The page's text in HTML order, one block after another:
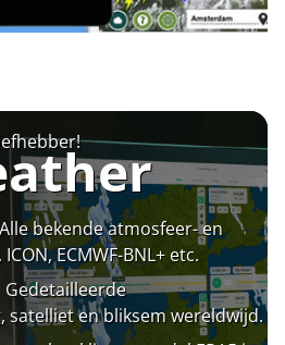
Alle bekende atmosfeer- en
ECMWF-BNL+ etc.
Gedetailleerde
satelliet en bliksem wereldwijd.